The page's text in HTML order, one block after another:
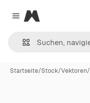
Close menu
Magnific
Startseite/Stock/Vektoren/